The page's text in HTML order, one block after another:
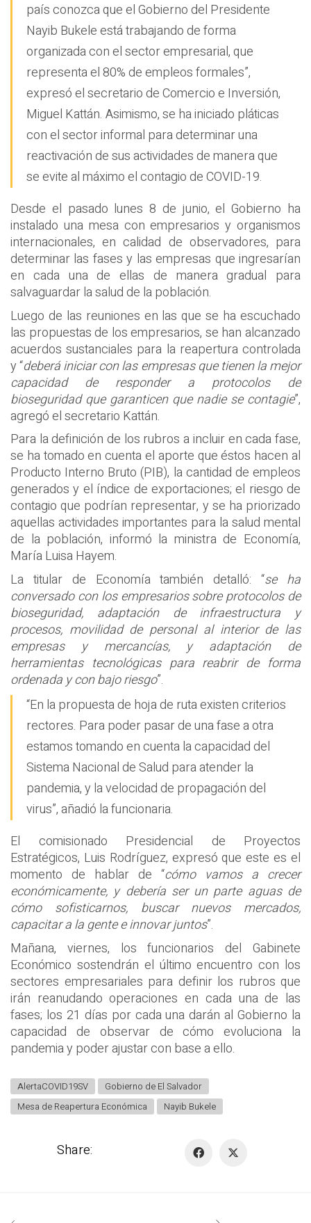
país conozca que el Gobierno del Presidente
Nayib Bukele está trabajando de forma
organizada con el sector empresarial, que
representa el 80% de empleos formales”,
expresó el secretario de Comercio e Inversión,
Miguel Kattán. Asimismo, se ha iniciado pláticas
con el sector informal para determinar una
reactivación de sus actividades de manera que
se evite al máximo el contagio de COVID-19.
Desde el pasado lunes 8 de junio, el Gobierno ha
instalado una mesa con empresarios y organismos
internacionales, en calidad de observadores, para
determinar las fases y las empresas que ingresarían
en cada una de ellas de manera gradual para
salvaguardar la salud de la población.
Luego de las reuniones en las que se ha escuchado
las propuestas de los empresarios, se han alcanzado
acuerdos sustanciales para la reapertura controlada
y “deberá iniciar con las empresas que tienen la mejor
capacidad de responder a protocolos de
bioseguridad que garanticen que nadie se contagie”,
agregó el secretario Kattán.
Para la definición de los rubros a incluir en cada fase,
se ha tomado en cuenta el aporte que éstos hacen al
Producto Interno Bruto (PIB), la cantidad de empleos
generados y el índice de exportaciones; el riesgo de
contagio que podrían representar, y se ha priorizado
aquellas actividades importantes para la salud mental
de la población, informó la ministra de Economía,
María Luisa Hayem.
La titular de Economía también detalló: “se ha
conversado con los empresarios sobre protocolos de
bioseguridad, adaptación de infraestructura y
procesos, movilidad de personal al interior de las
empresas y mercancías, y adaptación de
herramientas tecnológicas para reabrir de forma
ordenada y con bajo riesgo”.
“En la propuesta de hoja de ruta existen criterios
rectores. Para poder pasar de una fase a otra
estamos tomando en cuenta la capacidad del
Sistema Nacional de Salud para atender la
pandemia, y la velocidad de propagación del
virus”, añadió la funcionaria.
El comisionado Presidencial de Proyectos
Estratégicos, Luis Rodríguez, expresó que este es el
momento de hablar de “cómo vamos a crecer
económicamente, y debería ser un parte aguas de
cómo sofisticarnos, buscar nuevos mercados,
capacitar a la gente e innovar juntos”.
Mañana, viernes, los funcionarios del Gabinete
Económico sostendrán el último encuentro con los
sectores empresariales para definir los rubros que
irán reanudando operaciones en cada una de las
fases; los 21 días por cada una darán al Gobierno la
capacidad de observar de cómo evoluciona la
pandemia y poder ajustar con base a ello.
AlertaCOVID19SV
Gobierno de El Salvador
Mesa de Reapertura Económica
Nayib Bukele
Share: